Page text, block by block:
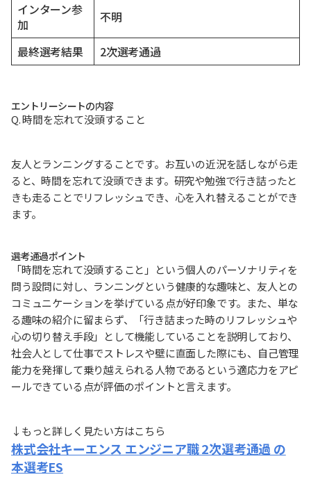
インターン参
加
不明
最終選考結果 2次選考通過
エントリーシートの内容
Q. 時間を忘れて没頭すること
友人とランニングすることです。お互いの近況を話しながら走
ると、時間を忘れて没頭できます。研究や勉強で行き詰ったと
きも走ることでリフレッシュでき、心を入れ替えることができ
ます。
選考通過ポイント
「時間を忘れて没頭すること」という個人のパーソナリティを
問う設問に対し、ランニングという健康的な趣味と、友人との
コミュニケーションを挙げている点が好印象です。また、単な
る趣味の紹介に留まらず、「行き詰まった時のリフレッシュや
心の切り替え手段」として機能していることを説明しており、
社会人として仕事でストレスや壁に直面した際にも、自己管理
能力を発揮して乗り越えられる人物であるという適応力をアピ
ールできている点が評価のポイントと言えます。
↓もっと詳しく見たい方はこちら
株式会社キーエンス エンジニア職 2次選考通過 の
本選考ES